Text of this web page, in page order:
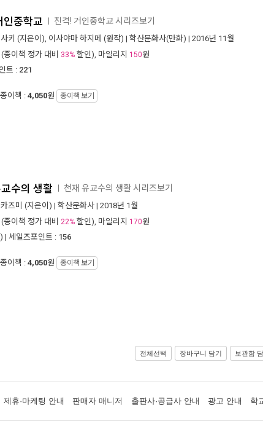
인중학교 진격! 거인중학교 시리즈보기
키 (지은이), 이사야마 하지메 (원작) | 학산문화사(만화) | 2016년 11월
(종이책 정가 대비 33% 할인), 마일리지 150원
트 : 221
이책 :4,050원 종이책 보기
수의 생활 천재 유교수의 생활 시리즈보기
즈미 (지은이) | 학산문화사 | 2018년 1월
(종이책 정가 대비 22% 할인), 마일리지 170원
) | 세일즈포인트 : 156
이책 :4,050원 종이책 보기
전체선택 장바구니 담기 보관함
제휴·마케팅 안내 판매자 매니저 출판사·공급사 안내 광고 안내 학